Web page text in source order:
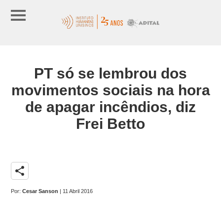
PT só se lembrou dos
movimentos sociais na hora
de apagar incêndios, diz
Frei Betto
share
Por:Cesar Sanson | 11 Abril 2016